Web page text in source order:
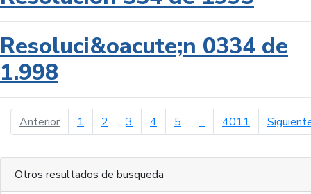
Resoluci&oacute;n 0334 de
1.998
Anteriorpágina anterior
1 2 3 4 5 ... 4011
Otros resultados de busqueda